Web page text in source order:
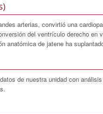
arterias, convirtió una
del ventrículo derecho en
anatómica de jatene ha
de nuestra unidad con